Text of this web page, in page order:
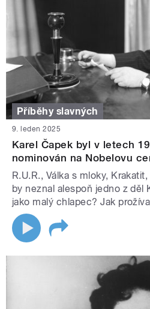
Příběhy slavných
9. leden 2025
Karel Čapek byl v letech
nominován na Nobelovu
R.U.R., Válka s mloky,
by neznal alespoň jedno z děl
jako malý chlapec? Jak